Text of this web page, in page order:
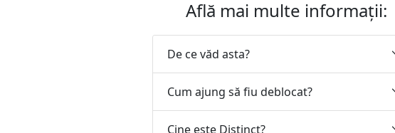
Află mai multe informații:
De ce văd asta?
Cum ajung să fiu deblocat?
Cine este Distinct?